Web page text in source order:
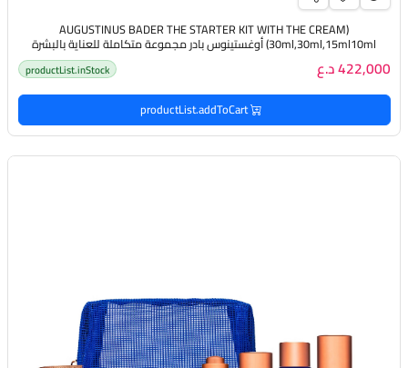
(AUGUSTINUS BADER THE STARTER KIT WITH THE CREAM
(30ml,30ml,15ml10ml أوغستينوس بادر مجموعة متكاملة للعناية بالبشرة
422,000 د.ع productList.inStock
productList.addToCart